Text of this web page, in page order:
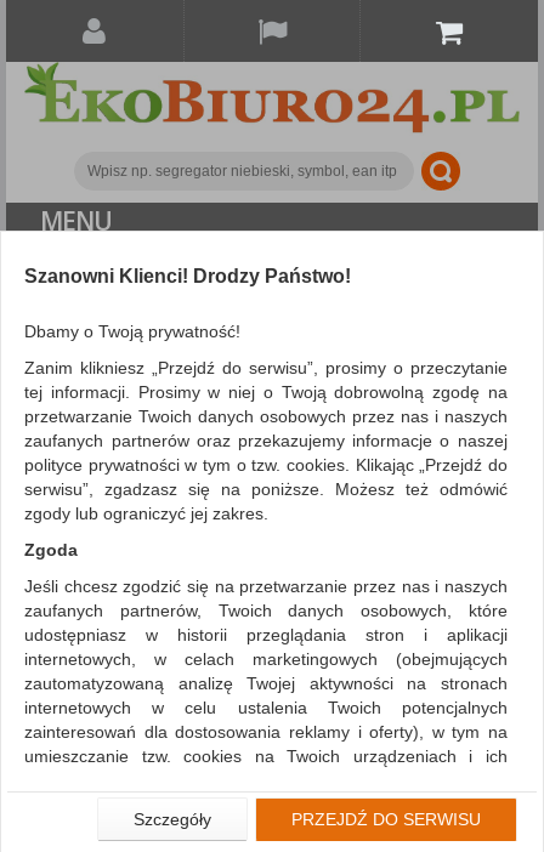
MENU
ALL CATEGORIES
FILTRY
Archiwizacja dokumentów
Segregatory
pozostałe
ZNALEZIONYCH PRODUKTÓW: 1
SEGREGATORY POZOSTAŁE
Sortuj po
Siatka Lista
Szanowni Klienci! Drodzy Państwo!
Dbamy o Twoją prywatność!
Zanim klikniesz „Przejdź do serwisu”, prosimy o przeczytanie
tej informacji. Prosimy w niej o Twoją dobrowolną zgodę na
przetwarzanie Twoich danych osobowych przez nas i naszych
zaufanych partnerów oraz przekazujemy informacje o naszej
polityce prywatności w tym o tzw. cookies. Klikając „Przejdź do
serwisu”, zgadzasz się na poniższe. Możesz też odmówić
zgody lub ograniczyć jej zakres.
Zgoda
Jeśli chcesz zgodzić się na przetwarzanie przez nas i naszych
zaufanych partnerów, Twoich danych osobowych, które
udostępniasz w historii przeglądania stron i aplikacji
internetowych, w celach marketingowych (obejmujących
zautomatyzowaną analizę Twojej aktywności na stronach
internetowych w celu ustalenia Twoich potencjalnych
zainteresowań dla dostosowania reklamy i oferty), w tym na
umieszczanie tzw. cookies na Twoich urządzeniach i ich
Jeśli nie chcesz wyrazić zgody lub ograniczyć jej zakres, kliknij
„Szczegóły”, gdzie znajdziesz wszelkie informacje o tym jak to
Szczegóły PRZEJDŹ DO SERWISU